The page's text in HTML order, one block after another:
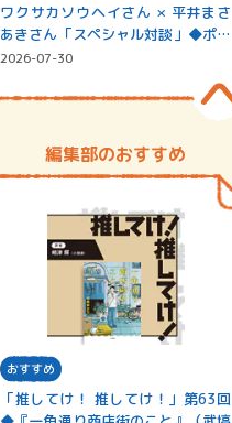
ワクサカソウヘイさん × 平井まさ
あきさん「スペシャル対談」◆ポッ
ドキャスト…
2026-07-30
編集部のおすすめ
おすすめ
「推してけ！ 推してけ！」第63回